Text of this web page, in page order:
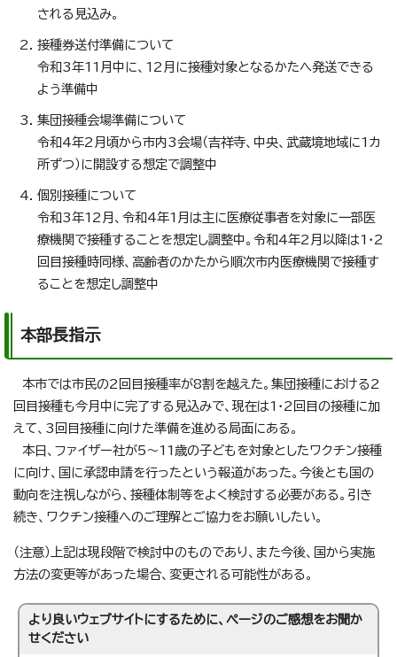
される見込み。
接種券送付準備について
令和3年11月中に、12月に接種対象となるかたへ発送できる
よう準備中
集団接種会場準備について
令和4年2月頃から市内3会場（吉祥寺、中央、武蔵境地域に1カ
所ずつ）に開設する想定で調整中
個別接種について
令和3年12月、令和4年1月は主に医療従事者を対象に一部医
療機関で接種することを想定し調整中。令和4年2月以降は1・2
回目接種時同様、高齢者のかたから順次市内医療機関で接種す
ることを想定し調整中
本部長指示
本市では市民の2回目接種率が8割を越えた。集団接種における2
回目接種も今月中に完了する見込みで、現在は1・2回目の接種に加
えて、3回目接種に向けた準備を進める局面にある。
本日、ファイザー社が5～11歳の子どもを対象としたワクチン接種
に向け、国に承認申請を行ったという報道があった。今後とも国の
動向を注視しながら、接種体制等をよく検討する必要がある。引き
続き、ワクチン接種へのご理解とご協力をお願いしたい。
（注意）上記は現段階で検討中のものであり、また今後、国から実施
方法の変更等があった場合、変更される可能性がある。
より良いウェブサイトにするために、ページのご感想をお聞か
せください